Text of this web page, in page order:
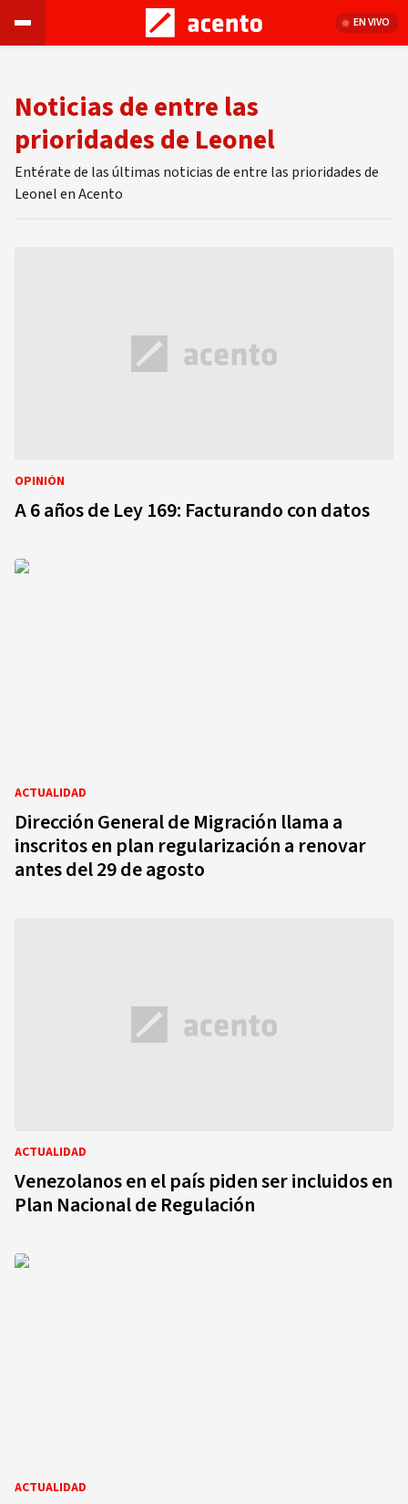
EN VIVO
Noticias de entre las
prioridades de Leonel
Entérate de las últimas noticias de entre las prioridades de
Leonel en Acento
OPINIÓN
A 6 años de Ley 169: Facturando con datos
ACTUALIDAD
Dirección General de Migración llama a
inscritos en plan regularización a renovar
antes del 29 de agosto
ACTUALIDAD
Venezolanos en el país piden ser incluidos en
Plan Nacional de Regulación
ACTUALIDAD